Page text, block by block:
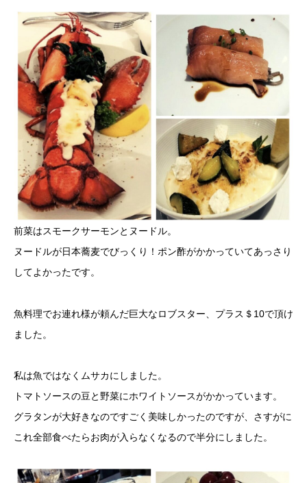
前菜はスモークサーモンとヌードル。
ヌードルが日本蕎麦でびっくり！ポン酢がかかっていてあっさり
してよかったです。
魚料理でお連れ様が頼んだ巨大なロブスター、プラス＄10で頂け
ました。
私は魚ではなくムサカにしました。
トマトソースの豆と野菜にホワイトソースがかかっています。
グラタンが大好きなのですごく美味しかったのですが、さすがに
これ全部食べたらお肉が入らなくなるので半分にしました。